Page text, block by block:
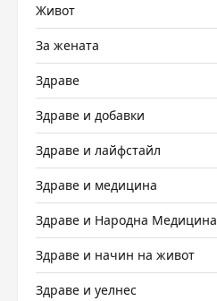
Живот
За жената
Здраве
Здраве и добавки
Здраве и лайфстайл
Здраве и медицина
Здраве и Народна Медицина
Здраве и начин на живот
Здраве и уелнес